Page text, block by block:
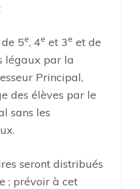
5e, 4e et 3e et de
légaux par la
Principal,
des élèves par le
sans les
seront distribués
; prévoir à cet